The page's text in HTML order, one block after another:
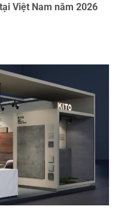
Việt Nam năm 2026